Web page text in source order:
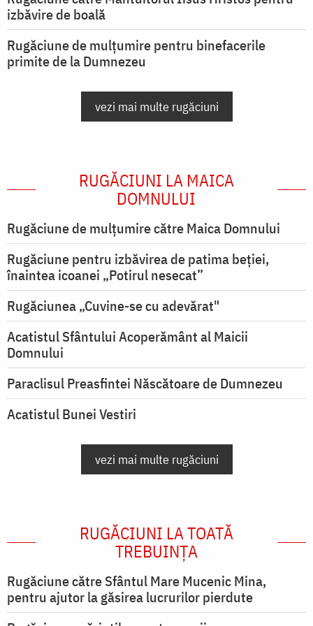
izbăvire de boală
Rugăciune de mulțumire pentru binefacerile
primite de la Dumnezeu
vezi mai multe rugăciuni
RUGĂCIUNI LA MAICA
DOMNULUI
Rugăciune de mulţumire către Maica Domnului
Rugăciune pentru izbăvirea de patima beției,
înaintea icoanei „Potirul nesecat”
Rugăciunea „Cuvine-se cu adevărat"
Acatistul Sfântului Acoperământ al Maicii
Domnului
Paraclisul Preasfintei Născătoare de Dumnezeu
Acatistul Bunei Vestiri
vezi mai multe rugăciuni
RUGĂCIUNI LA TOATĂ
TREBUINȚA
Rugăciune către Sfântul Mare Mucenic Mina,
pentru ajutor la găsirea lucrurilor pierdute